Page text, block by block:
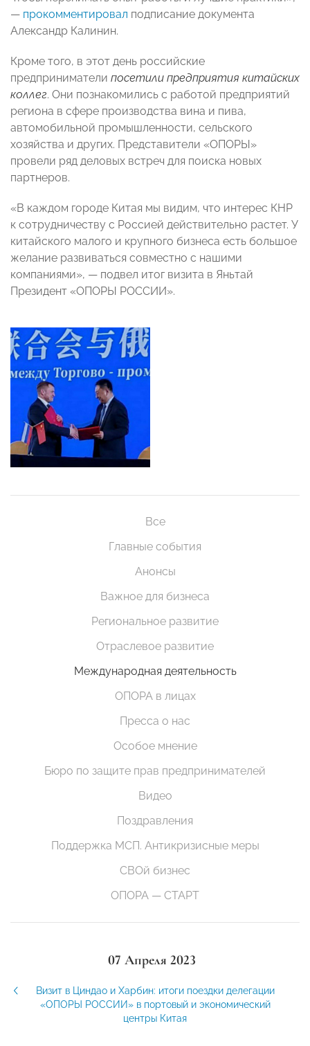
— прокомментировал подписание документа
Александр Калинин.
Кроме того, в этот день российские
предприниматели посетили предприятия китайских
коллег. Они познакомились с работой предприятий
региона в сфере производства вина и пива,
автомобильной промышленности, сельского
хозяйства и других. Представители «ОПОРЫ»
провели ряд деловых встреч для поиска новых
партнеров.
«В каждом городе Китая мы видим, что интерес КНР
к сотрудничеству с Россией действительно растет. У
китайского малого и крупного бизнеса есть большое
желание развиваться совместно с нашими
компаниями», — подвел итог визита в Яньтай
Президент «ОПОРЫ РОССИИ».
Все
Главные события
Анонсы
Важное для бизнеса
Региональное развитие
Отраслевое развитие
Международная деятельность
ОПОРА в лицах
Пресса о нас
Особое мнение
Бюро по защите прав предпринимателей
Видео
Поздравления
Поддержка МСП. Антикризисные меры
СВОй бизнес
ОПОРА — СТАРТ
07 Апреля 2023
Визит в Циндао и Харбин: итоги поездки делегации
«ОПОРЫ РОССИИ» в портовый и экономический
центры Китая